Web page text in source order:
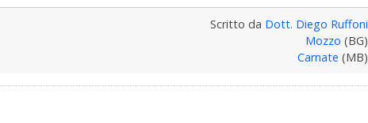
Scritto da Dott. Diego Ruffoni
Mozzo (BG)
Carnate (MB)